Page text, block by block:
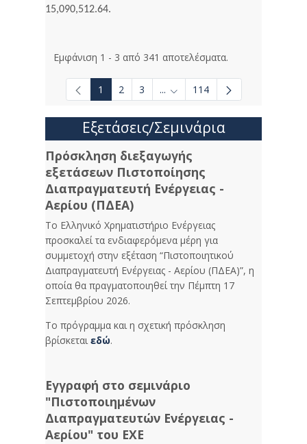
15,090,512.64.
Εμφάνιση 1 - 3 από 341 αποτελέσματα.
1 2 3 ... Ενδιάμεσες σελίδες Use TAB
114
Εξετάσεις/Σεμινάρια
Πρόσκληση διεξαγωγής
εξετάσεων Πιστοποίησης
Διαπραγματευτή Ενέργειας -
Αερίου (ΠΔΕΑ)
Το Ελληνικό Χρηματιστήριο Ενέργειας
προσκαλεί τα ενδιαφερόμενα μέρη για
συμμετοχή στην εξέταση “Πιστοποιητικού
Διαπραγματευτή Ενέργειας - Αερίου (ΠΔΕΑ)”, η
οποία θα πραγματοποιηθεί την Πέμπτη 17
Σεπτεμβρίου 2026.
Το πρόγραμμα και η σχετική πρόσκληση
βρίσκεταιεδώ.
Εγγραφή στο σεμινάριο
"Πιστοποιημένων
Διαπραγματευτών Ενέργειας -
Αερίου" του ΕΧΕ